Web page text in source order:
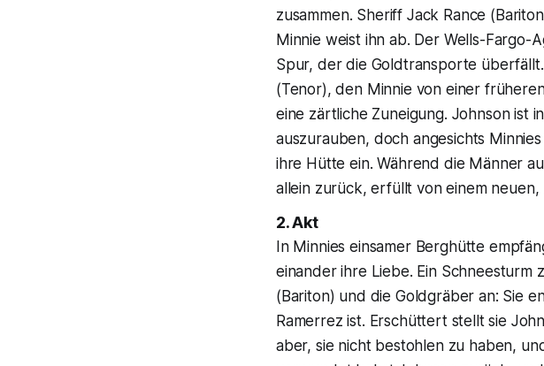
zusammen. Sheriff Jack Rance
Minnie weist ihn ab. Der Wells-Fargo-
Spur, der die Goldtransporte
(Tenor), den Minnie von einer
eine zärtliche Zuneigung. Johnson ist
auszurauben, doch angesichts
ihre Hütte ein. Während die Männer
allein zurück, erfüllt von einem
2. Akt
In Minnies einsamer Berghütte
einander ihre Liebe. Ein Schneesturm
(Bariton) und die Goldgräber an: Sie
Ramerrez ist. Erschüttert stellt sie
aber, sie nicht bestohlen zu haben,